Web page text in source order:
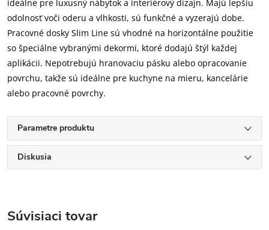
ideálne pre luxusný nábytok a interiérový dizajn. Majú lepšiu
odolnosť voči oderu a vlhkosti, sú funkčné a vyzerajú dobe.
Pracovné dosky Slim Line sú vhodné na horizontálne použitie
so špeciálne vybranými dekormi, ktoré dodajú štýl každej
aplikácii. Nepotrebujú hranovaciu pásku alebo opracovanie
povrchu, takže sú ideálne pre kuchyne na mieru, kancelárie
alebo pracovné povrchy.
Parametre produktu
Diskusia
Súvisiaci tovar